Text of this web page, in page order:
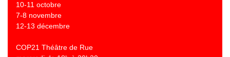
10-11 octobre
7-8 novembre
12-13 décembre
COP21 Théâtre de Rue